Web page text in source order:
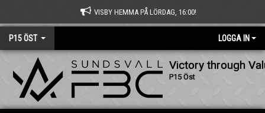
VISBY HEMMA PÅ LÖRDAG, 16:00!
P15 ÖST LOGGA IN
Victory through
P15 Öst